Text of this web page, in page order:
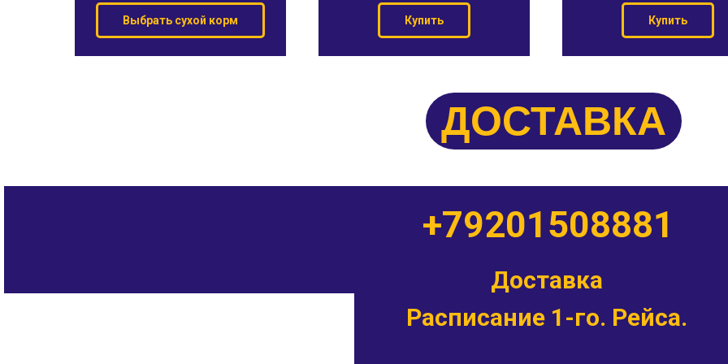
Выбрать сухой корм Купить Купить
ДОСТАВКА
Доставка
Расписание 1-го. Рейса.
+79201508881